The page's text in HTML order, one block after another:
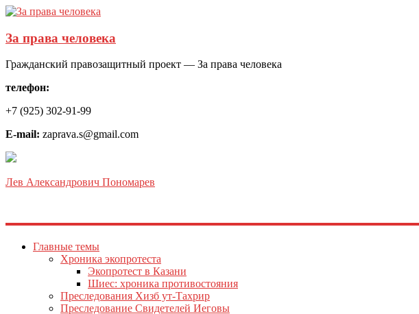
За права человека
Гражданский правозащитный проект — За права человека
телефон:
+7 (925) 302-91-99
E-mail: zaprava.s@gmail.com
Лев Александрович Пономарев
Главные темы
Хроника экопротеста
Экопротест в Казани
Шиес: хроника противостояния
Преследования Хизб ут-Тахрир
Преследование Свидетелей Иеговы